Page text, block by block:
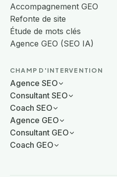
Accompagnement GEO
Refonte de site
Étude de mots clés
Agence GEO (SEO IA)
CHAMP D'INTERVENTION
Agence SEO
Consultant SEO
Coach SEO
Agence GEO
Consultant GEO
Coach GEO